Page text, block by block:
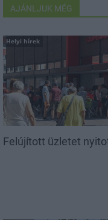
AJÁNLJUK MÉG
Helyi hírek
Felújított üzletet